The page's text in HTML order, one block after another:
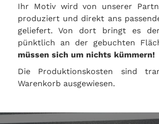
Ihr Motiv wird von unserer
produziert und direkt ans
geliefert. Von dort bringt es
pünktlich an der gebuchten
müssen sich um nichts kümmern!
Die Produktionskosten sind
Warenkorb ausgewiesen.